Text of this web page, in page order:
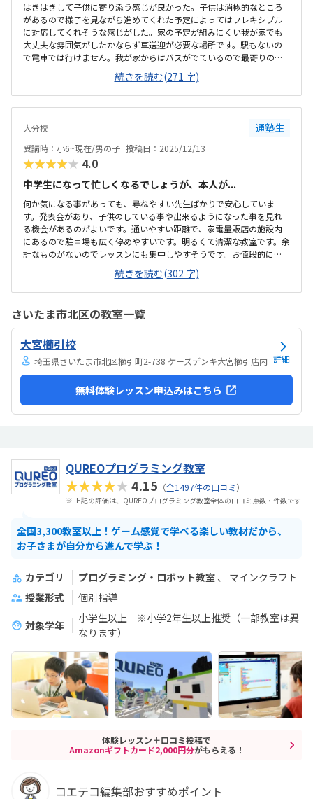
はきはきして子供に寄り添う感じが良かった。子供は消極的なところ
があるので様子を見ながら進めてくれた予定によってはフレキシブル
に対応してくれそうな感じがした。家の予定が組みにくい我が家でも
大丈夫な雰囲気がしたかならず車送迎が必要な場所です。駅もないの
で電車では行けません。我が家からはバスがでているので最寄りのバ
ス停からは10分ほど歩けばいいかなと言う感じです。思ったよりもか
なりコンパクトなスペースで授業をしています。6畳くらいのスペース
でした。思っていたよりも高い印象です。パソコン教室に通うことは
なかったので調べたいなかったのですが、、、
続きを読む(271 字)
大分校 通塾生
受講時：小6~現在/男の子 投稿日：2025/12/13
★★★★★ 4.0
中学生になって忙しくなるでしょうが、本人が...
何か気になる事があっても、尋ねやすい先生ばかりで安心していま
す。発表会があり、子供のしている事や出来るようになった事を見れ
る機会があるのがよいです。通いやすい距離で、家電量販店の施設内
にあるので駐車場も広く停めやすいです。明るくて清潔な教室です。余
計なものがないのでレッスンにも集中しやすそうです。お値段的に
は、リーズナブルとは思いませんが子供が楽しく通っています。子供
本人が習いたい事だったので、毎回楽しくて新鮮で色々な事を習って
やってみたいようです。気になる点は特にないので、悪いと思ったと
教えて頂いて吸収して学んでいってもらいたいです。
続きを読む(302 字)
さいたま市北区の教室一覧
大宮櫛引校
埼玉県さいたま市北区櫛引町2-738 ケーズデンキ大宮櫛引店内 詳細
無料体験レッスン申込みはこちら
QUREOプログラミング教室
★★★★★4.15 （全1497件の口コミ）
※ 上記の評価は、QUREOプログラミング教室全体の口コミ点数・件数です
全国3,300教室以上！ゲーム感覚で学べる楽しい教材だから、
お子さまが自分から進んで学ぶ！
カテゴリ プログラミング・ロボット教室
マインクラフト
授業形式
個別指導
対象学年
小学生以上 ※小学2年生以上推奨（一部教室は異
なります）
体験レッスン＋口コミ投稿で
Amazonギフトカード2,000円分がもらえる！
コエテコ編集部おすすめポイント